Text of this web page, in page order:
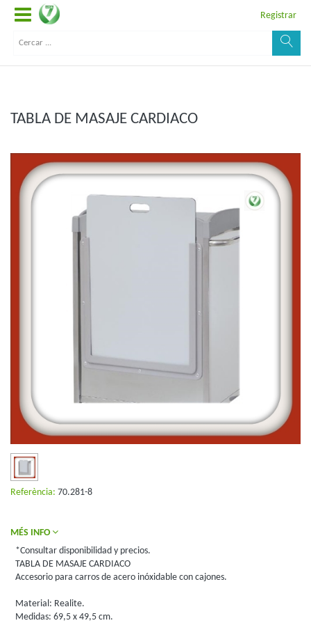
Registrar
TABLA DE MASAJE CARDIACO
Referència: 70.281-8
MÉS INFO
*Consultar disponibilidad y precios.
TABLA DE MASAJE CARDIACO
Accesorio para carros de acero inóxidable con cajones.
Material: Realite.
Medidas: 69,5 x 49,5 cm.